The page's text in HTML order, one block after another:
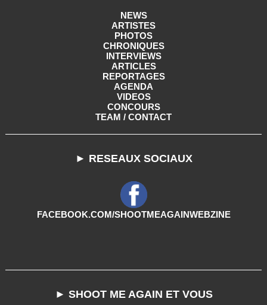
NEWS
ARTISTES
PHOTOS
CHRONIQUES
INTERVIEWS
ARTICLES
REPORTAGES
AGENDA
VIDEOS
CONCOURS
TEAM / CONTACT
► RESEAUX SOCIAUX
FACEBOOK.COM/SHOOTMEAGAINWEBZINE
► SHOOT ME AGAIN ET VOUS